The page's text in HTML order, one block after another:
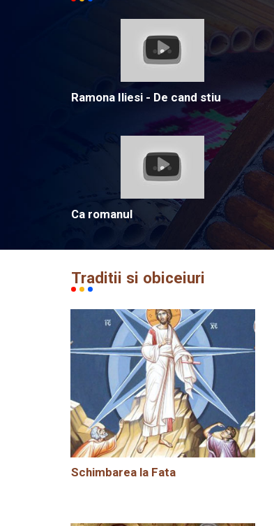
Ramona Iliesi - De cand stiu
Ca romanul
Traditii si obiceiuri
Schimbarea la Fata